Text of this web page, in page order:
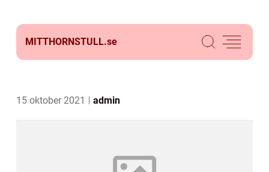
MITTHORNSTULL.se
15 oktober 2021 admin